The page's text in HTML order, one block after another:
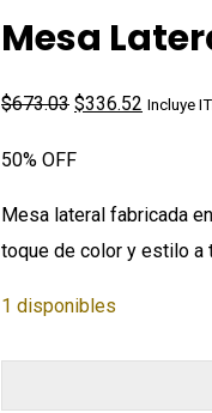
Mesa
$673.03 El
era:
$673.03.
$336.52 El
es:
$336.52.
Incluye
50% OFF
Mesa lateral fabricada
toque de color y estilo a
1 disponibles